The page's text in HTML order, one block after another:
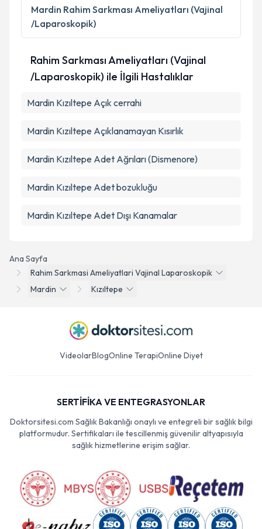
Takvim Talebini Gönder
Ana Sayfa
Rahim Sarkmasi Ameliyatlari Vajinal Laparoskopik
Mardin
Kızıltepe
Mardin Rahim Sarkması Ameliyatları (Vajinal
/Laparoskopik)
Rahim Sarkması Ameliyatları (Vajinal
/Laparoskopik) ile İlgili Hastalıklar
Mardin Kızıltepe Açık cerrahi
Mardin Kızıltepe Açıklanamayan Kısırlık
Mardin Kızıltepe Adet Ağrıları (Dismenore)
Mardin Kızıltepe Adet bozukluğu
Mardin Kızıltepe Adet Dışı Kanamalar
VideolarBlogOnline TerapiOnline Diyet
SERTİFİKA VE ENTEGRASYONLAR
Doktorsitesi.com Sağlık Bakanlığı onaylı ve entegreli bir sağlık bilgi
platformudur. Sertifikaları ile tescillenmiş güvenilir altyapısıyla
sağlık hizmetlerine erişim sağlar.